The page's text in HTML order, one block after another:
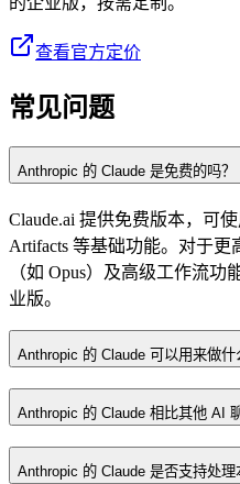
查看官方定价
常见问题
Anthropic 的 Claude 是免费的吗？
Claude.ai 提供免费版本，可
Artifacts 等基础功能。对于
（如 Opus）及高级工作流
业版。
Anthropic 的 Claude 可以用来做什
Anthropic 的 Claude 相比其他 AI
Anthropic 的 Claude 是否支持处理